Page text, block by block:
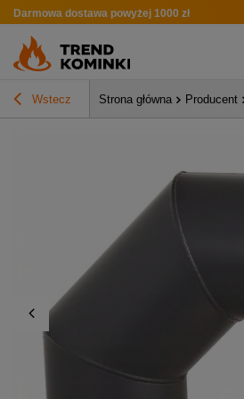
Darmowa dostawa powyżej 1000 zł
Wstecz Strona główna Producent